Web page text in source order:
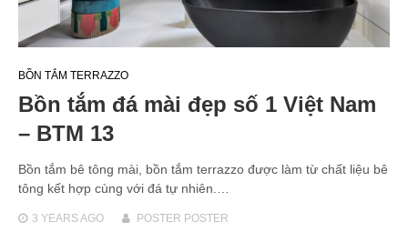
BỒN TẮM TERRAZZO
Bồn tắm đá mài đẹp số 1 Việt Nam
– BTM 13
Bồn tắm bê tông mài, bồn tắm terrazzo được làm từ chất liệu bê
tông kết hợp cùng với đá tự nhiên.…
3 YEARSAGO POSTER POSTER